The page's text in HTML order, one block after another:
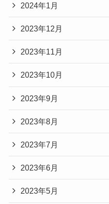
2024年1月
2023年12月
2023年11月
2023年10月
2023年9月
2023年8月
2023年7月
2023年6月
2023年5月